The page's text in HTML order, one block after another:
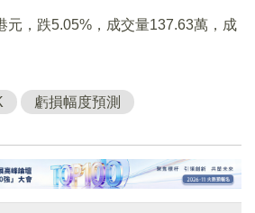
元，跌5.05%，成交量137.63萬，成
虧損幅度預測